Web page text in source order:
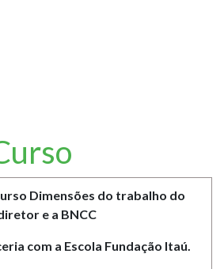
Dimensões do trabalho do
e a BNCC
com a Escola Fundação Itaú.